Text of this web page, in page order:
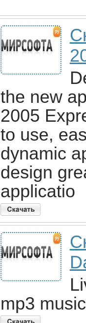
the new
2005
to use,
dynamic
design
applicatio
mp3